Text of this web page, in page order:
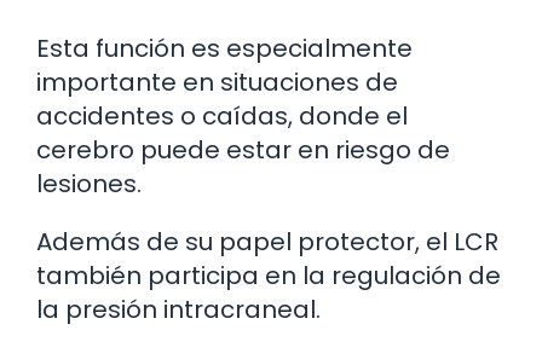
Esta función es especialmente
importante en situaciones de
accidentes o caídas, donde el
cerebro puede estar en riesgo de
lesiones.
Además de su papel protector, el LCR
también participa en la regulación de
la presión intracraneal.